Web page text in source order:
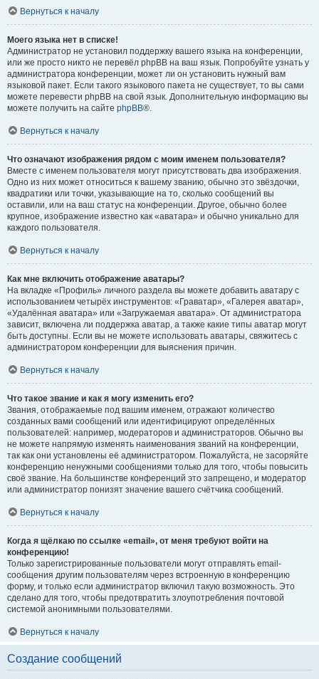
Вернуться к началу
Моего языка нет в списке!
Администратор не установил поддержку вашего языка на конференции,
или же просто никто не перевёл phpBB на ваш язык. Попробуйте узнать у
администратора конференции, может ли он установить нужный вам
языковой пакет. Если такого языкового пакета не существует, то вы сами
можете перевести phpBB на свой язык. Дополнительную информацию вы
можете получить на сайте phpBB®.
Вернуться к началу
Что означают изображения рядом с моим именем пользователя?
Вместе с именем пользователя могут присутствовать два изображения.
Одно из них может относиться к вашему званию, обычно это звёздочки,
квадратики или точки, указывающие на то, сколько сообщений вы
оставили, или на ваш статус на конференции. Другое, обычно более
крупное, изображение известно как «аватара» и обычно уникально для
каждого пользователя.
Вернуться к началу
Как мне включить отображение аватары?
На вкладке «Профиль» личного раздела вы можете добавить аватару с
использованием четырёх инструментов: «Граватар», «Галерея аватар»,
«Удалённая аватара» или «Загружаемая аватара». От администратора
зависит, включена ли поддержка аватар, а также какие типы аватар могут
быть доступны. Если вы не можете использовать аватары, свяжитесь с
администратором конференции для выяснения причин.
Вернуться к началу
Что такое звание и как я могу изменить его?
Звания, отображаемые под вашим именем, отражают количество
созданных вами сообщений или идентифицируют определённых
пользователей: например, модераторов и администраторов. Обычно вы
не можете напрямую изменять наименования званий на конференции,
так как они установлены её администратором. Пожалуйста, не засоряйте
конференцию ненужными сообщениями только для того, чтобы повысить
своё звание. На большинстве конференций это запрещено, и модератор
или администратор понизят значение вашего счётчика сообщений.
Вернуться к началу
Когда я щёлкаю по ссылке «email», от меня требуют войти на
конференцию!
Только зарегистрированные пользователи могут отправлять email-
сообщения другим пользователям через встроенную в конференцию
форму, и только если администратор включил такую возможность. Это
сделано для того, чтобы предотвратить злоупотребления почтовой
системой анонимными пользователями.
Вернуться к началу
Создание сообщений